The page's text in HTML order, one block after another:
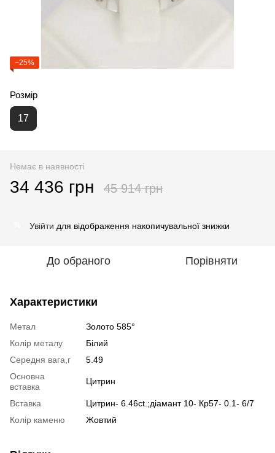
−25%
Розмір
17
Немає в наявності
34 436 грн 45 914 грн
Увійти для відображення накопичувальної знижки
До обраного Порівняти
Характеристики
Метал
Золото 585°
Колір металу
Білий
Середня вага,г
5.49
Основна
вставка
Цитрин
Вставка
Цитрин- 6.46ct.;діамант 10- Кр57- 0.1- 6/7
Колір каменю
Жовтий